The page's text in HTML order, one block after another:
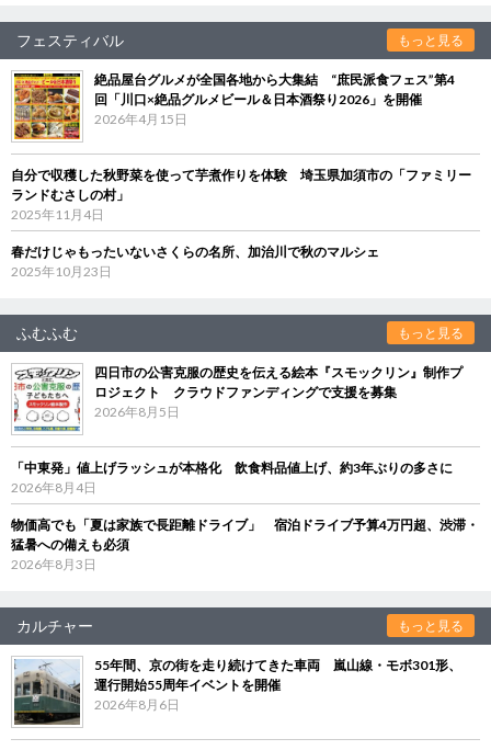
フェスティバル もっと見る
絶品屋台グルメが全国各地から大集結 “庶民派食フェス”第4
回「川口×絶品グルメビール＆日本酒祭り2026」を開催
2026年4月15日
自分で収穫した秋野菜を使って芋煮作りを体験 埼玉県加須市の「ファミリー
ランドむさしの村」
2025年11月4日
春だけじゃもったいないさくらの名所、加治川で秋のマルシェ
2025年10月23日
ふむふむ もっと見る
四日市の公害克服の歴史を伝える絵本『スモックリン』制作プ
ロジェクト クラウドファンディングで支援を募集
2026年8月5日
「中東発」値上げラッシュが本格化 飲食料品値上げ、約3年ぶりの多さに
2026年8月4日
物価高でも「夏は家族で長距離ドライブ」 宿泊ドライブ予算4万円超、渋滞・
猛暑への備えも必須
2026年8月3日
カルチャー もっと見る
55年間、京の街を走り続けてきた車両 嵐山線・モボ301形、
運行開始55周年イベントを開催
2026年8月6日